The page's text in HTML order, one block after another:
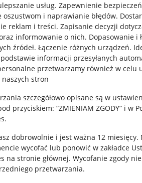
usług. Zapewnienie
oszustwom i naprawianie błędów.
reklam i treści. Zapisanie decyzji
informowanie o nich. Dopasowanie i
źródeł. Łączenie różnych urządzeń.
informacji przesyłanych
przetwarzamy również w celu
stron
szczegółowo opisane są w
przyciskiem: “ZMIENIAM ZGODY” i w
dobrowolnie i jest ważna 12 miesięcy.
wycofać lub ponowić w zakładce
na stronie głównej. Wycofanie zgody
przetwarzania.
Pobierz aplikację